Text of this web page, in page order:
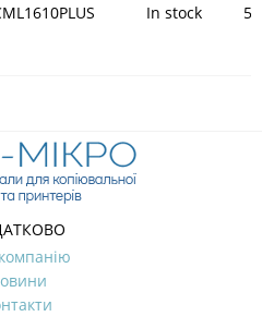
In stock